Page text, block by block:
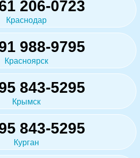
206-0723
Краснодар
988-9795
Красноярск
843-5295
Крымск
843-5295
Курган